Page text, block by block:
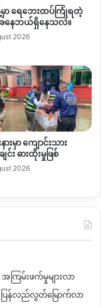
နယ်အရပ်ရပ်
း ပယင်းမှော်၊ရွှေမှော်
ာင်းပြုကြတာဖြစ်ပါ
တနိုင်းဒေသ
ပိုင်တနိုင်စတင်တူး
တွေနဲ့တူးဖော်တဲ့အဆင့်
တစ်စုကြာရှိနေပြီ
င်းပြောင်းလဲတာ၊
လို့ သဘာဝ
း အရေးပါတဲ့နေရာတစ်
တွေ ပိတ်တာ၊
ငန်းရပ်နားမှုတွေ
မှာ ရေဘေးထပ်ကြုံရတဲ့
နေဘယ်ရှိနေသလဲ။
2026
နားမှာ ကျောင်းသား
င်း ဓားထိုးမှုဖြစ်
2026
ြမ်းဖက်မှုများလာ
ပြန်လည်လွတ်မြောက်လာ